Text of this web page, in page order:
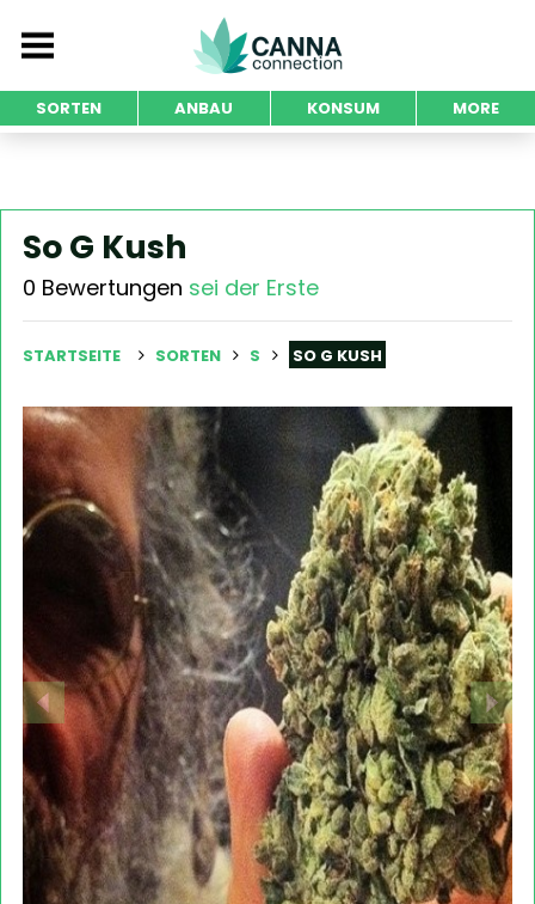
SORTEN ANBAU KONSUM MORE
So G Kush
0 Bewertungen sei der Erste
STARTSEITE SORTEN S SO G KUSH